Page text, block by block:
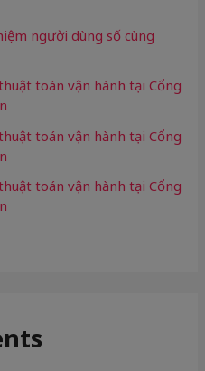
người dùng số cùng
toán vận hành tại Cổng
toán vận hành tại Cổng
toán vận hành tại Cổng